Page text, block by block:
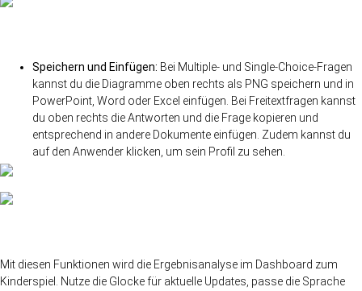
Speichern und Einfügen: Bei Multiple- und Single-Choice-Fragen
kannst du die Diagramme oben rechts als PNG speichern und in
PowerPoint, Word oder Excel einfügen. Bei Freitextfragen kannst
du oben rechts die Antworten und die Frage kopieren und
entsprechend in andere Dokumente einfügen. Zudem kannst du
auf den Anwender klicken, um sein Profil zu sehen.
Mit diesen Funktionen wird die Ergebnisanalyse im Dashboard zum
Kinderspiel. Nutze die Glocke für aktuelle Updates, passe die Sprache